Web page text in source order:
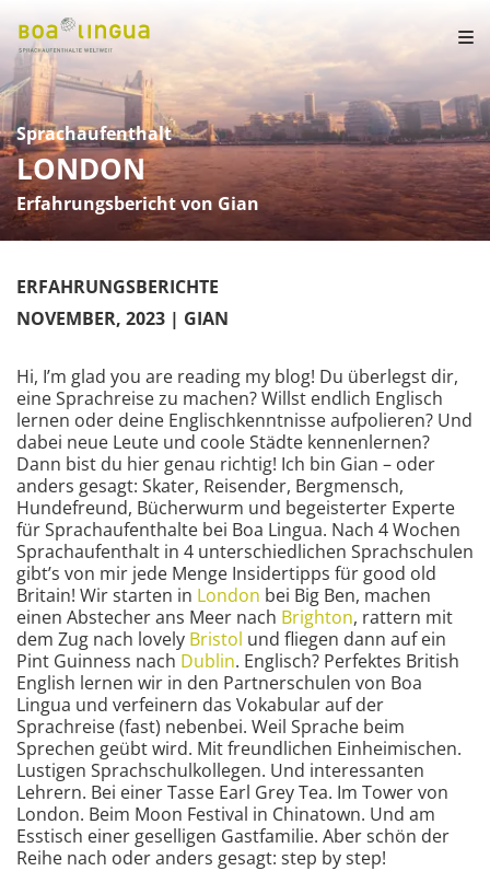
Sprachaufenthalt
LONDON
Erfahrungsbericht von Gian
ERFAHRUNGSBERICHTE
NOVEMBER, 2023 | GIAN
Hi, I’m glad you are reading my blog! Du überlegst dir,
eine Sprachreise zu machen? Willst endlich Englisch
lernen oder deine Englischkenntnisse aufpolieren? Und
dabei neue Leute und coole Städte kennenlernen?
Dann bist du hier genau richtig! Ich bin Gian – oder
anders gesagt: Skater, Reisender, Bergmensch,
Hundefreund, Bücherwurm und begeisterter Experte
für Sprachaufenthalte bei Boa Lingua. Nach 4 Wochen
Sprachaufenthalt in 4 unterschiedlichen Sprachschulen
gibt’s von mir jede Menge Insidertipps für good old
Britain! Wir starten in London bei Big Ben, machen
einen Abstecher ans Meer nach Brighton, rattern mit
dem Zug nach lovely Bristol und fliegen dann auf ein
Pint Guinness nach Dublin. Englisch? Perfektes British
English lernen wir in den Partnerschulen von Boa
Lingua und verfeinern das Vokabular auf der
Sprachreise (fast) nebenbei. Weil Sprache beim
Sprechen geübt wird. Mit freundlichen Einheimischen.
Lustigen Sprachschulkollegen. Und interessanten
Lehrern. Bei einer Tasse Earl Grey Tea. Im Tower von
London. Beim Moon Festival in Chinatown. Und am
Esstisch einer geselligen Gastfamilie. Aber schön der
Reihe nach oder anders gesagt: step by step!